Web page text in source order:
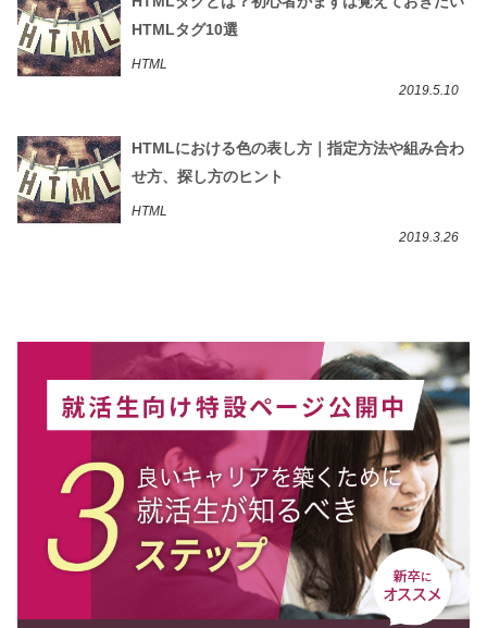
HTMLタグ10選
HTML
2019.5.10
HTMLにおける色の表し方｜指定方法や組み合わ
せ方、探し方のヒント
HTML
2019.3.26